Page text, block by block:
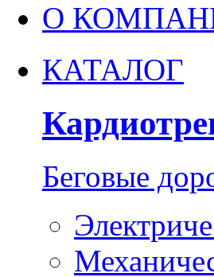
О
КАТАЛОГ
Беговые